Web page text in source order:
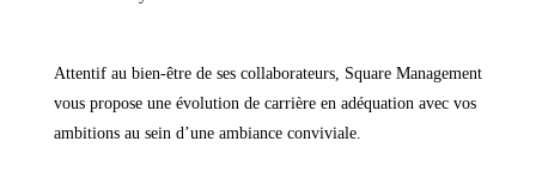
Attentif au bien-être de ses collaborateurs, Square Management
vous propose une évolution de carrière en adéquation avec vos
ambitions au sein d’une ambiance conviviale.